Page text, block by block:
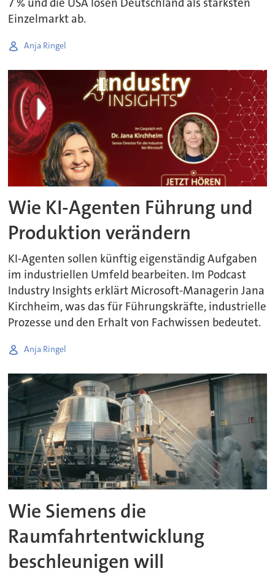
7 % und die USA lösen Deutschland als stärksten
Einzelmarkt ab.
Anja Ringel
Wie KI-Agenten Führung und
Produktion verändern
KI-Agenten sollen künftig eigenständig Aufgaben
im industriellen Umfeld bearbeiten. Im Podcast
Industry Insights erklärt Microsoft-Managerin Jana
Kirchheim, was das für Führungskräfte, industrielle
Prozesse und den Erhalt von Fachwissen bedeutet.
Anja Ringel
Wie Siemens die
Raumfahrtentwicklung
beschleunigen will